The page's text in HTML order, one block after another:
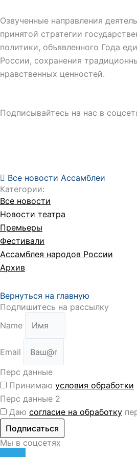
Озвученные направления
принятой стратегии
политики, объявленного Года
России, сохранения
нравственных ценностей.
Подписывайтесь на нас в
Все новости Ассамблеи
Категории:
Все новости
Новости театра
Премьеры
Фестивали
Ассамблея народов России
Архив
Вернуться на главную
Подпишитесь на рассылку
Name
Email
Перс данные
Принимаю условия обработки
Перс данные 2
Даю согласие на обработку
Подписаться
Мы в соцсетях